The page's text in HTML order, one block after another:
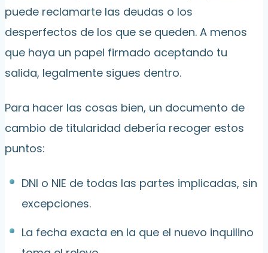
puede reclamarte las deudas o los
desperfectos de los que se queden. A menos
que haya un papel firmado aceptando tu
salida, legalmente sigues dentro.
Para hacer las cosas bien, un documento de
cambio de titularidad debería recoger estos
puntos:
DNI o NIE de todas las partes implicadas, sin
excepciones.
La fecha exacta en la que el nuevo inquilino